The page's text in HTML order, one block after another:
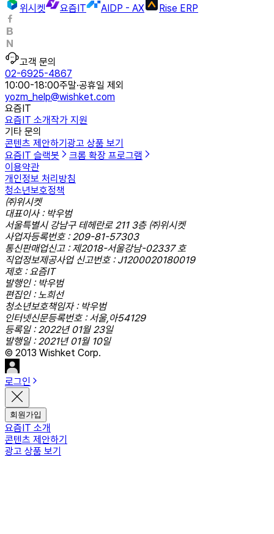
위시켓
요즘IT AIDP - AX Rise ERP
고객 문의
02-6925-4867
10:00-18:00주말·공휴일 제외
yozm_help@wishket.com
요즘IT
요즘IT 소개작가 지원
기타 문의
콘텐츠 제안하기광고 상품 보기
요즘IT 슬랙봇
크롬 확장 프로그램
이용약관
개인정보 처리방침
청소년보호정책
㈜위시켓
대표이사 : 박우범
서울특별시 강남구 테헤란로 211 3층 ㈜위시켓
사업자등록번호 : 209-81-57303
통신판매업신고 : 제2018-서울강남-02337 호
직업정보제공사업 신고번호 : J1200020180019
제호 : 요즘IT
발행인 : 박우범
편집인 : 노희선
청소년보호책임자 : 박우범
인터넷신문등록번호 : 서울,아54129
등록일 : 2022년 01월 23일
발행일 : 2021년 01월 10일
© 2013 Wishket Corp.
로그인
회원가입
요즘IT 소개
콘텐츠 제안하기
광고 상품 보기